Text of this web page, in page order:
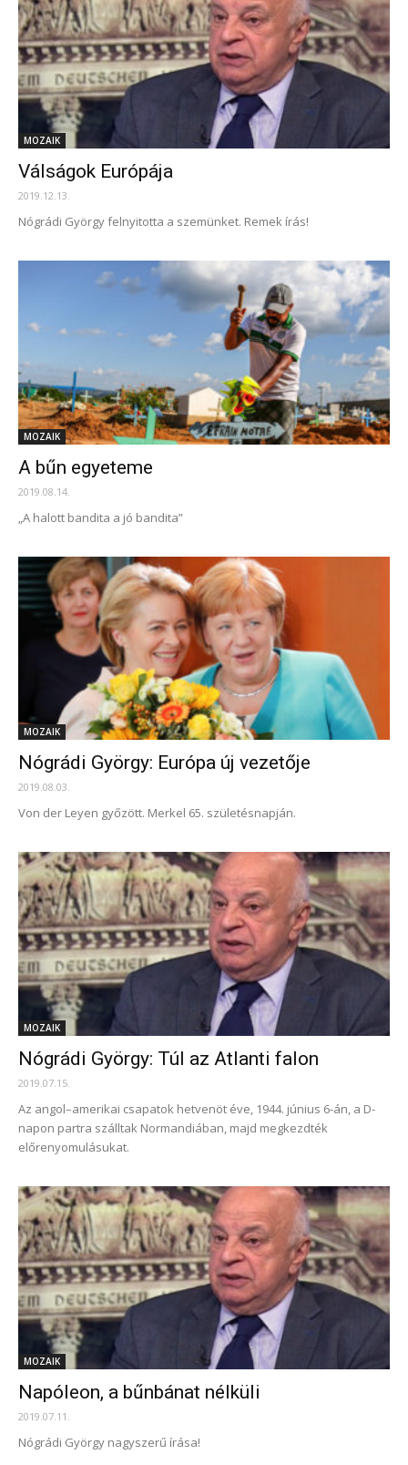
MOZAIK
Válságok Európája
2019.12.13.
Nógrádi György felnyitotta a szemünket. Remek írás!
MOZAIK
A bűn egyeteme
2019.08.14.
„A halott bandita a jó bandita”
MOZAIK
Nógrádi György: Európa új vezetője
2019.08.03.
Von der Leyen győzött. Merkel 65. születésnapján.
MOZAIK
Nógrádi György: Túl az Atlanti falon
2019.07.15.
Az angol–amerikai csapatok hetvenöt éve, 1944. június 6-án, a D-
napon partra szálltak Normandiában, majd megkezdték
előrenyomulásukat.
MOZAIK
Napóleon, a bűnbánat nélküli
2019.07.11.
Nógrádi György nagyszerű írása!